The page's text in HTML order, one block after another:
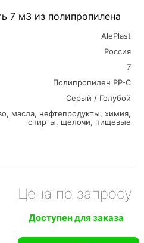
7 м3 из полипропилена
AlePlast
Россия
7
Полипропилен PP-C
Серый / Голубой
масла, нефтепродукты, химия,
спирты, щелочи, пищевые
Цена по запросу
Доступен для заказа